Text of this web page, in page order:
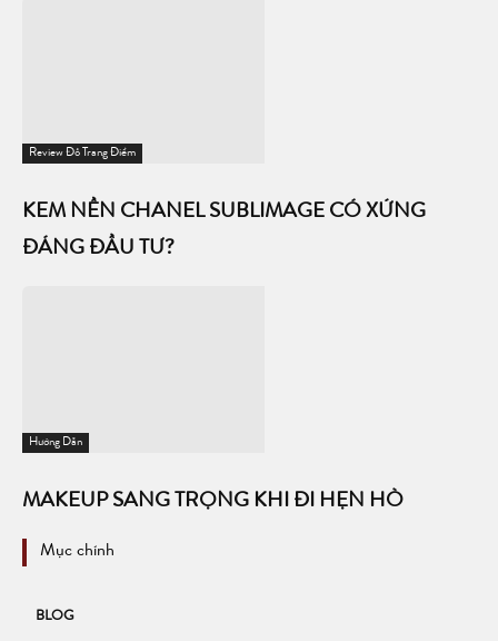
Review Đồ Trang Điểm
KEM NỀN CHANEL SUBLIMAGE CÓ XỨNG
ĐÁNG ĐẦU TƯ?
Hướng Dẫn
MAKEUP SANG TRỌNG KHI ĐI HẸN HÒ
Mục chính
BLOG